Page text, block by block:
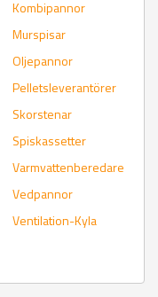
Kombipannor
Murspisar
Oljepannor
Pelletsleverantörer
Skorstenar
Spiskassetter
Varmvattenberedare
Vedpannor
Ventilation-Kyla